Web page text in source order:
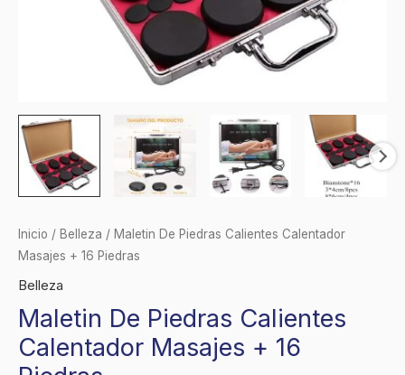
Inicio / Belleza / Maletin De Piedras Calientes Calentador
Masajes + 16 Piedras
Belleza
Maletin De Piedras Calientes
Calentador Masajes + 16